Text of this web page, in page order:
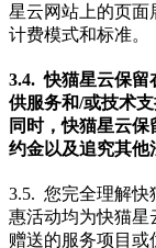
星云网站上的页面
计费模式和标准。
3.4. 快猫星云保留
供服务和/或技术
同时，快猫星云
约金以及追究其他
3.5. 您完全理解快
惠活动均为快猫星
赠送的服务项目或